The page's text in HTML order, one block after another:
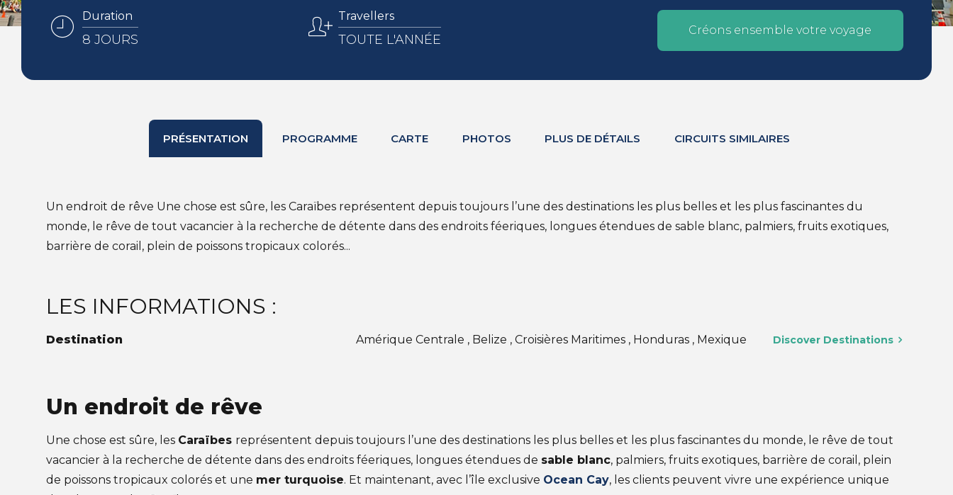
Duration
8 JOURS
Travellers
TOUTE L'ANNÉE
Créons ensemble votre voyage
PRÉSENTATION PROGRAMME CARTE PHOTOS PLUS DE DÉTAILS CIRCUITS SIMILAIRES
Un endroit de rêve Une chose est sûre, les Caraïbes représentent depuis toujours l’une des destinations les plus belles et les plus fascinantes du
monde, le rêve de tout vacancier à la recherche de détente dans des endroits féeriques, longues étendues de sable blanc, palmiers, fruits exotiques,
barrière de corail, plein de poissons tropicaux colorés...
LES INFORMATIONS :
Destination Amérique Centrale , Belize , Croisières Maritimes , Honduras , Mexique Discover Destinations
Un endroit de rêve
Une chose est sûre, les Caraïbes représentent depuis toujours l’une des destinations les plus belles et les plus fascinantes du monde, le rêve de tout
vacancier à la recherche de détente dans des endroits féeriques, longues étendues de sable blanc, palmiers, fruits exotiques, barrière de corail, plein
de poissons tropicaux colorés et une mer turquoise. Et maintenant, avec l’île exclusive Ocean Cay, les clients peuvent vivre une expérience unique